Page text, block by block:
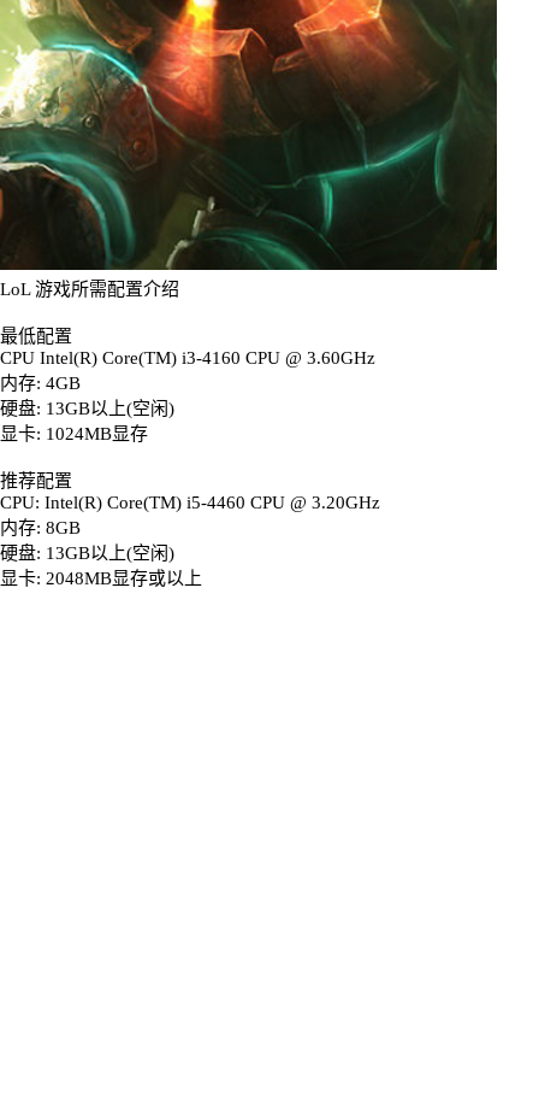
LoL 游戏所需配置介绍
最低配置
CPU Intel(R) Core(TM) i3-4160 CPU @ 3.60GHz
内存: 4GB
硬盘: 13GB以上(空闲)
显卡: 1024MB显存
推荐配置
CPU: Intel(R) Core(TM) i5-4460 CPU @ 3.20GHz
内存: 8GB
硬盘: 13GB以上(空闲)
显卡: 2048MB显存或以上